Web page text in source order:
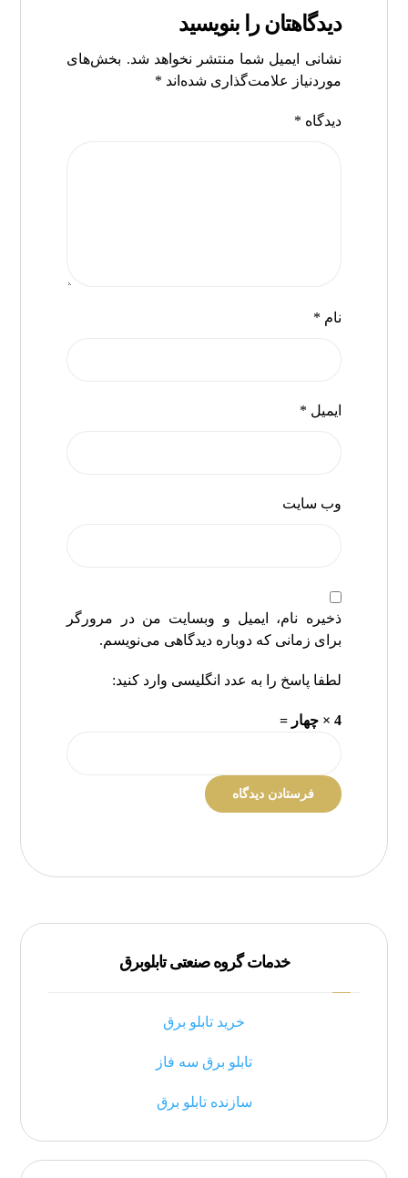
دیدگاهتان را بنویسید
نشانی ایمیل شما منتشر نخواهد شد. بخش‌های
موردنیاز علامت‌گذاری شده‌اند *
دیدگاه *
نام *
ایمیل *
وب‌ سایت
ذخیره نام، ایمیل و وبسایت من در مرورگر
برای زمانی که دوباره دیدگاهی می‌نویسم.
لطفا پاسخ را به عدد انگلیسی وارد کنید:
4 × چهار =
خدمات گروه صنعتی تابلوبرق
خرید تابلو برق
تابلو برق سه فاز
سازنده تابلو برق